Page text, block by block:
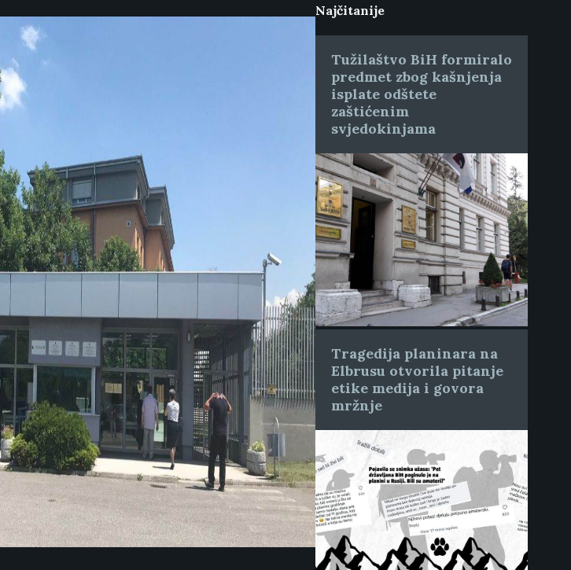
Najčitanije
Tužilaštvo BiH formiralo
predmet zbog kašnjenja
isplate odštete
zaštićenim
svjedokinjama
Tragedija planinara na
Elbrusu otvorila pitanje
etike medija i govora
mržnje